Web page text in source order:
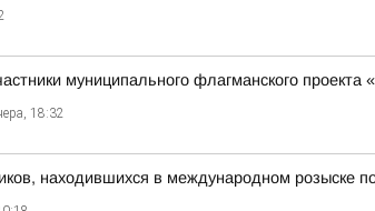
муниципального флагманского
18:32
находившихся в международном